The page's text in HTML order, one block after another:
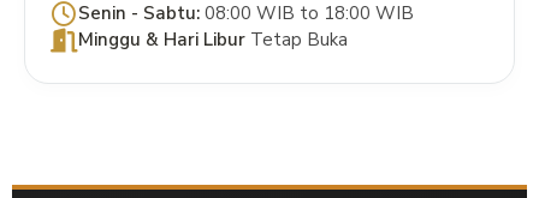
Senin - Sabtu: 08:00 WIB to 18:00 WIB
Minggu & Hari Libur Tetap Buka